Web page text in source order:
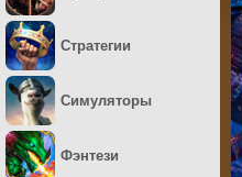
Стратегии
Симуляторы
Фэнтези